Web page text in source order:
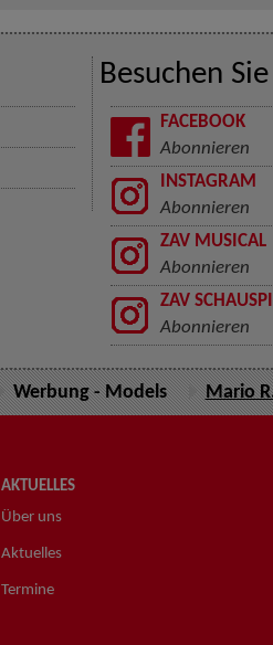
Besuchen
FACEBOOK
Abonnieren
INSTAGRAM
Abonnieren
ZAV MUSICAL
Abonnieren
ZAV
Abonnieren
Werbung - Models Mario
AKTUELLES
Über uns
Aktuelles
Termine